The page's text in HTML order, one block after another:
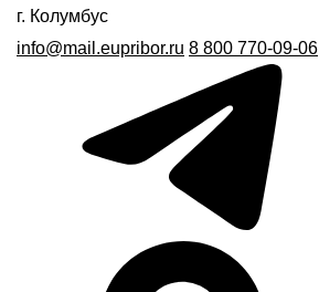
г. Колумбус
info@mail.eupribor.ru 8 800 770-09-06